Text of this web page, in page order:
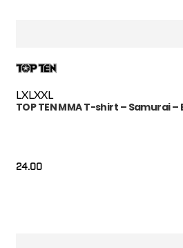
LXLXXL
TOP TEN MMA T-shirt – Samurai
24.00